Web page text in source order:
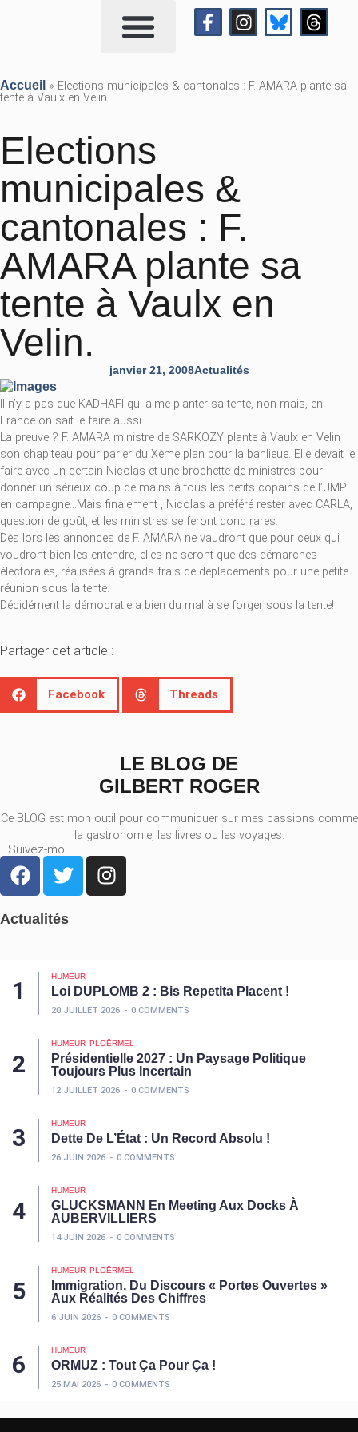
Accueil » Elections municipales & cantonales : F. AMARA plante sa
tente à Vaulx en Velin.
Elections
municipales &
cantonales : F.
AMARA plante sa
tente à Vaulx en
Velin.
janvier 21, 2008Actualités
Il n’y a pas que KADHAFI qui aime planter sa tente, non mais, en
France on sait le faire aussi.
La preuve ? F. AMARA ministre de SARKOZY plante à Vaulx en Velin
son chapiteau pour parler du Xème plan pour la banlieue. Elle devait le
faire avec un certain Nicolas et une brochette de ministres pour
donner un sérieux coup de mains à tous les petits copains de l’UMP
en campagne…Mais finalement , Nicolas a préféré rester avec CARLA,
question de goût, et les ministres se feront donc rares.
Dès lors les annonces de F. AMARA ne vaudront que pour ceux qui
voudront bien les entendre, elles ne seront que des démarches
électorales, réalisées à grands frais de déplacements pour une petite
réunion sous la tente.
Décidément la démocratie a bien du mal à se forger sous la tente!
Partager cet article :
Facebook Threads
LE BLOG DE
GILBERT ROGER
Ce BLOG est mon outil pour communiquer sur mes passions comme
la gastronomie, les livres ou les voyages.
Suivez-moi
Actualités
HUMEUR
Loi DUPLOMB 2 : Bis Repetita Placent !
20 JUILLET 2026 0 COMMENTS
HUMEUR PLOËRMEL
Présidentielle 2027 : Un Paysage Politique
Toujours Plus Incertain
12 JUILLET 2026 0 COMMENTS
HUMEUR
Dette De L’État : Un Record Absolu !
26 JUIN 2026 0 COMMENTS
HUMEUR
GLUCKSMANN En Meeting Aux Docks À
AUBERVILLIERS
14 JUIN 2026 0 COMMENTS
HUMEUR PLOËRMEL
Immigration, Du Discours « Portes Ouvertes »
Aux Réalités Des Chiffres
6 JUIN 2026 0 COMMENTS
HUMEUR
ORMUZ : Tout Ça Pour Ça !
25 MAI 2026 0 COMMENTS